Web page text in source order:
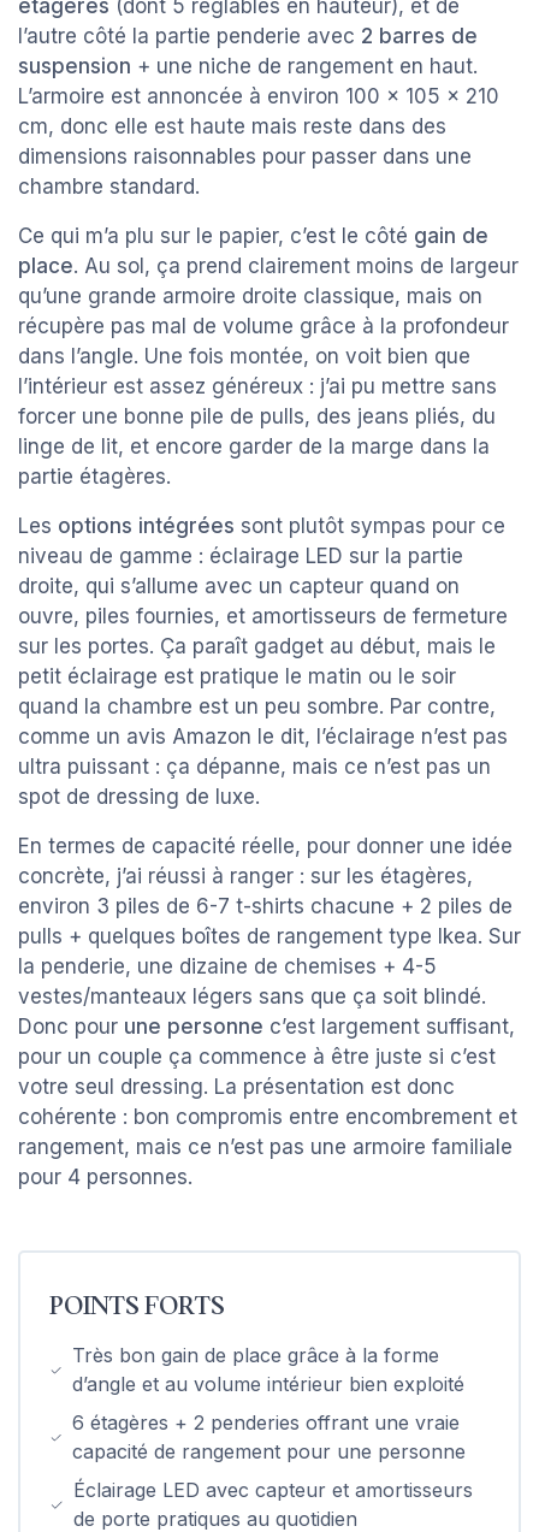
étagères (dont 5 réglables en hauteur), et de
l’autre côté la partie penderie avec 2 barres de
suspension + une niche de rangement en haut.
L’armoire est annoncée à environ 100 x 105 x 210
cm, donc elle est haute mais reste dans des
dimensions raisonnables pour passer dans une
chambre standard.
Ce qui m’a plu sur le papier, c’est le côté gain de
place. Au sol, ça prend clairement moins de largeur
qu’une grande armoire droite classique, mais on
récupère pas mal de volume grâce à la profondeur
dans l’angle. Une fois montée, on voit bien que
l’intérieur est assez généreux : j’ai pu mettre sans
forcer une bonne pile de pulls, des jeans pliés, du
linge de lit, et encore garder de la marge dans la
partie étagères.
Les options intégrées sont plutôt sympas pour ce
niveau de gamme : éclairage LED sur la partie
droite, qui s’allume avec un capteur quand on
ouvre, piles fournies, et amortisseurs de fermeture
sur les portes. Ça paraît gadget au début, mais le
petit éclairage est pratique le matin ou le soir
quand la chambre est un peu sombre. Par contre,
comme un avis Amazon le dit, l’éclairage n’est pas
ultra puissant : ça dépanne, mais ce n’est pas un
spot de dressing de luxe.
En termes de capacité réelle, pour donner une idée
concrète, j’ai réussi à ranger : sur les étagères,
environ 3 piles de 6-7 t-shirts chacune + 2 piles de
pulls + quelques boîtes de rangement type Ikea. Sur
la penderie, une dizaine de chemises + 4-5
vestes/manteaux légers sans que ça soit blindé.
Donc pour une personne c’est largement suffisant,
pour un couple ça commence à être juste si c’est
votre seul dressing. La présentation est donc
cohérente : bon compromis entre encombrement et
rangement, mais ce n’est pas une armoire familiale
pour 4 personnes.
POINTS FORTS
Très bon gain de place grâce à la forme
d’angle et au volume intérieur bien exploité
6 étagères + 2 penderies offrant une vraie
capacité de rangement pour une personne
Éclairage LED avec capteur et amortisseurs
de porte pratiques au quotidien